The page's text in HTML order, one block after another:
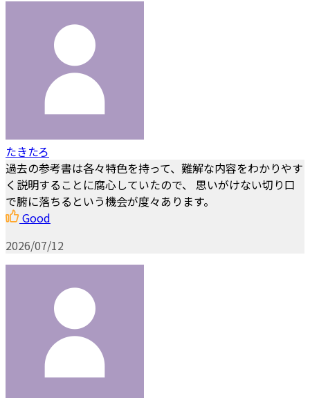
たきたろ
過去の参考書は各々特色を持って、難解な内容をわかりやす
く説明することに腐心していたので、 思いがけない切り口
で腑に落ちるという機会が度々あります。
Good
2026/07/12